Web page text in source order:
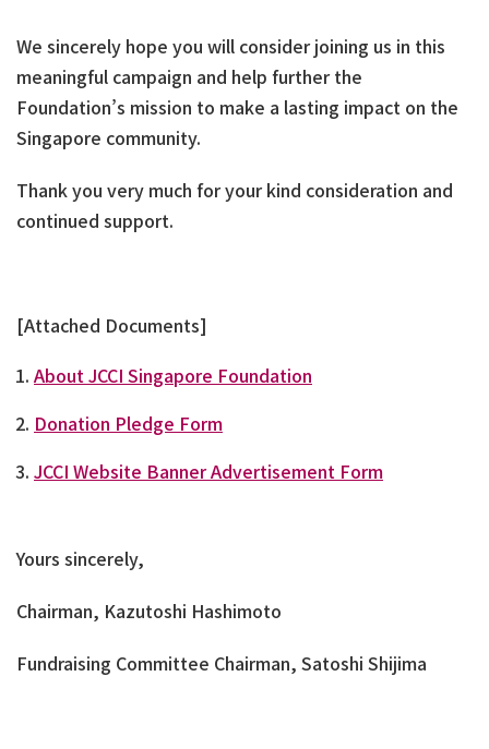
We sincerely hope you will consider joining us in this
meaningful campaign and help further the
Foundation’s mission to make a lasting impact on the
Singapore community.
Thank you very much for your kind consideration and
continued support.
[Attached Documents]
About JCCI Singapore Foundation
Donation Pledge Form
JCCI Website Banner Advertisement Form
Yours sincerely,
Chairman, Kazutoshi Hashimoto
Fundraising Committee Chairman, Satoshi Shijima